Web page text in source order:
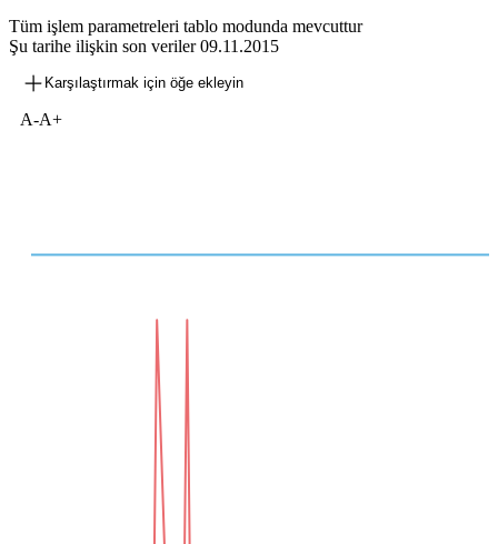
Tüm işlem parametreleri tablo modunda mevcuttur
Şu tarihe ilişkin son veriler09.11.2015
Karşılaştırmak için öğe ekleyin